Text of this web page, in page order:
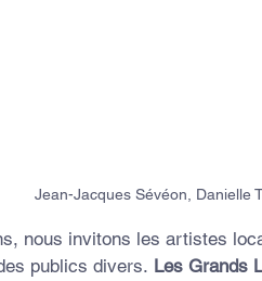
Jean-Jacques Sévéon, Danielle
nous invitons les artistes
publics divers. Les Grands